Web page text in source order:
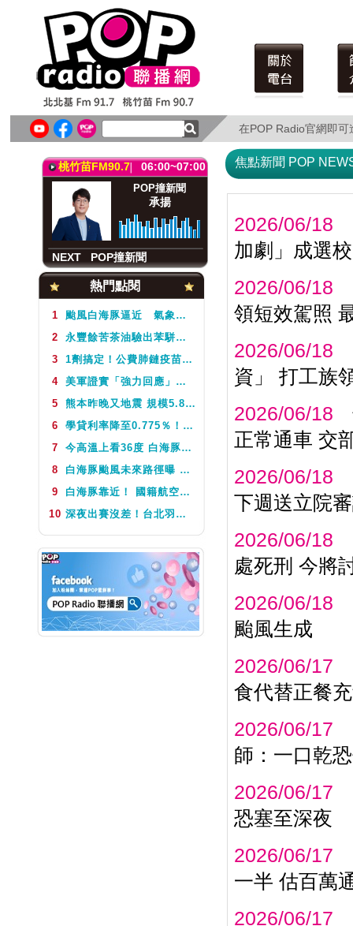
在POP Radio官網即
在POP Radio官網即
北北基FM91.706:00~07:00
POP撞新聞
承揚
NEXTPOP撞新聞
桃竹苗FM90.706:00~07:00
POP撞新聞
承揚
NEXT
POP撞新聞
北北基FM91.706:00~07:00
POP撞新聞
承揚
熱門點閱
1
颱風白海豚逼近 氣象署不排除周5下半天發布海警
2
永豐餘苦茶油驗出苯駢芘超標 北市衛生局：不分批號全面預防性下架
3
1劑搞定！公費肺鏈疫苗8月10日升級為新型疫苗 疾管署：317萬人受惠
4 美軍證實「強力回應」伊朗飛彈襲擊 國際油價急漲後仍守穩90美元之上
5
熊本昨晚又地震 規模5.8深度極淺 最大震度5弱、氣象廳籲留意餘震
6
學貸利率降至0.775％！台銀8月1日起受理申請 寬限期延長2年
7
今高溫上看36度 白海豚颱風這天最靠近台灣 不排除發海警
8
白海豚颱風未來路徑曝 今體感飆39度 午後山區防大雨
9
白海豚靠近！ 國籍航空往返日本航班異動一次看
10 深夜出賽沒差！台北羽球公開賽首輪 周天成僅花34分鐘直落二贏球闖16強
焦點新聞 POP
2026/06/18
加劇」成選
2026/06/18
領短效駕照
2026/06/18
資」 打工族
2026/06/18
正常通車 交
2026/06/18
下週送立院
2026/06/18
處死刑 今將
2026/06/18
颱風生成
2026/06/17
食代替正餐
2026/06/17
師：一口乾
2026/06/17
恐塞至深夜
2026/06/17
一半 估百萬
2026/06/17